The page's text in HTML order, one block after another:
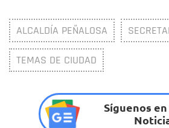
ALCALDÍA PEÑALOSA
TEMAS DE CIUDAD
Síguenos